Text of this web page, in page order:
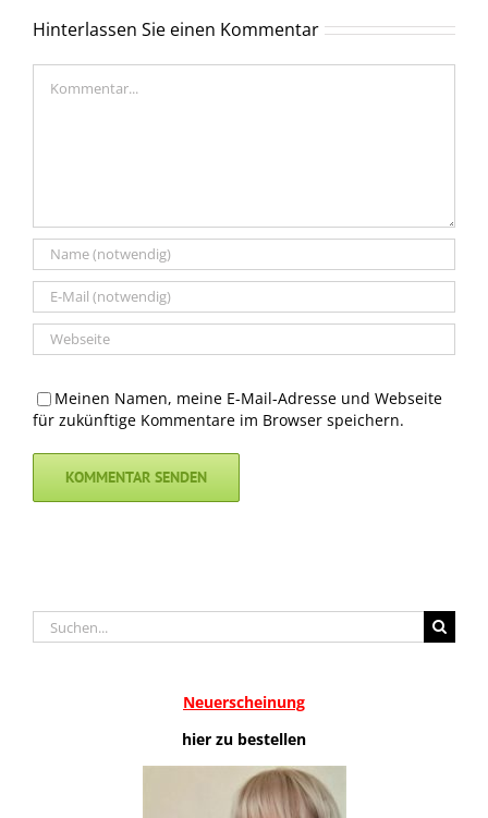
Hinterlassen Sie einen Kommentar
Meinen Namen, meine E-Mail-Adresse und Webseite
für zukünftige Kommentare im Browser speichern.
Suche
nach:
Neuerscheinung
hier zu bestellen